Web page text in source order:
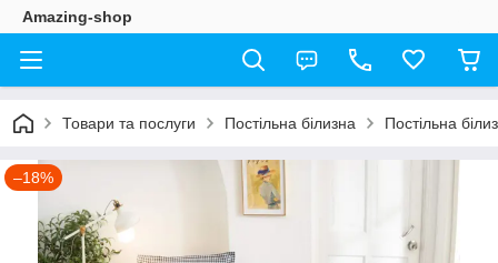
Amazing-shop
Товари та послуги Постільна білизна Постільна
–18%